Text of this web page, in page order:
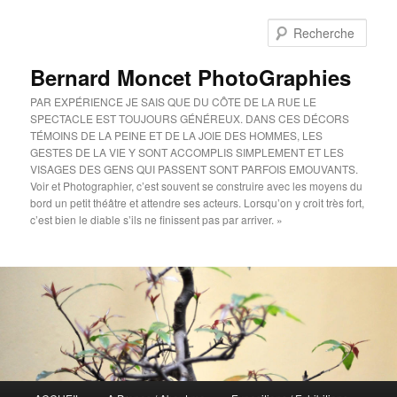
Bernard Moncet PhotoGraphies
PAR EXPÉRIENCE JE SAIS QUE DU CÔTE DE LA RUE LE
SPECTACLE EST TOUJOURS GÉNÉREUX. DANS CES DÉCORS
TÉMOINS DE LA PEINE ET DE LA JOIE DES HOMMES, LES
GESTES DE LA VIE Y SONT ACCOMPLIS SIMPLEMENT ET LES
VISAGES DES GENS QUI PASSENT SONT PARFOIS EMOUVANTS.
Voir et Photographier, c’est souvent se construire avec les moyens du
bord un petit théâtre et attendre ses acteurs. Lorsqu’on y croit très fort,
c’est bien le diable s’ils ne finissent pas par arriver. »